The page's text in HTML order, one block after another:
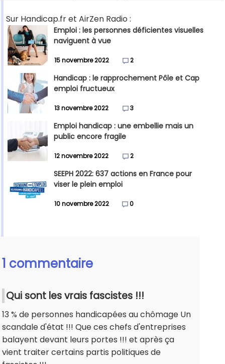
Sur Handicap.fr et AirZen Radio :
Emploi : les personnes déficientes visuelles
naviguent à vue
15 novembre 2022 2
Handicap : le rapprochement Pôle et Cap
emploi fructueux
13 novembre 2022 3
Emploi handicap : une embellie mais un
public encore fragile
12 novembre 2022 2
SEEPH 2022: 637 actions en France pour
viser le plein emploi
10 novembre 2022 0
1 commentaire
Qui sont les vrais fascistes !!!
13 % de personnes handicapées au chômage Un
scandale d'état !!! Que ces chefs d'entreprises
balayent devant leurs portes !!! et après ça
vient traiter certains partis politiques de